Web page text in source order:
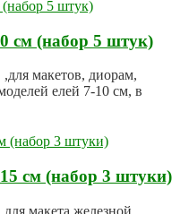
см (набор 5 штук)
макетов, диорам,
елей 7-10 см, в
см (набор 3 штуки)
макета железной